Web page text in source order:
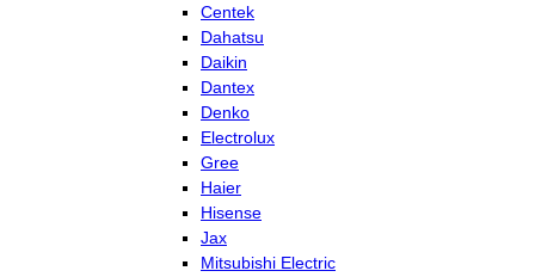
Centek
Dahatsu
Daikin
Dantex
Denko
Electrolux
Gree
Haier
Hisense
Jax
Mitsubishi Electric